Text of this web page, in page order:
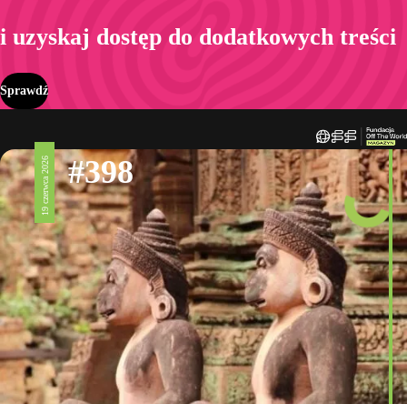
i uzyskaj dostęp do dodatkowych treści
Sprawdź
19 czerwca 2026 #398